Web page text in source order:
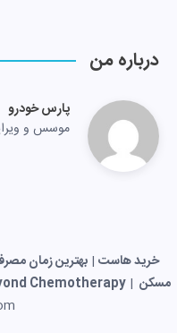
درباره من
پارس خودرو
موسس و
خرید هاست | بهترین زمان
مسکن |
Chemotherapy